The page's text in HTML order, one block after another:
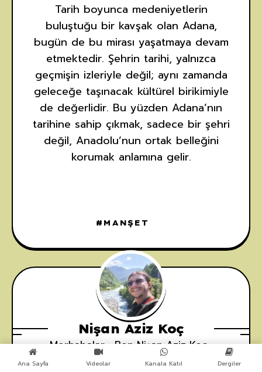
Tarih boyunca medeniyetlerin
buluştuğu bir kavşak olan Adana,
bugün de bu mirası yaşatmaya devam
etmektedir. Şehrin tarihi, yalnızca
geçmişin izleriyle değil; aynı zamanda
geleceğe taşınacak kültürel birikimiyle
de değerlidir. Bu yüzden Adana’nın
tarihine sahip çıkmak, sadece bir şehri
değil, Anadolu’nun ortak belleğini
korumak anlamına gelir.
MANŞET
Nişan Aziz Koç
Merhabalar , Ben Nişan Aziz Koç .
İngilizce Dilinden Profesyonel Ülkesel
Ana Sayfa Videolar Kanala Katıl Dergiler